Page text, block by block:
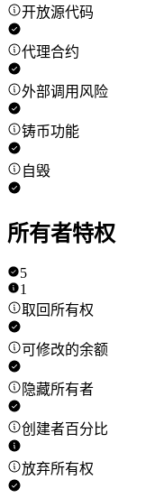
开放源代码
代理合约
外部调用风险
铸币功能
自毁
所有者特权
5
1
取回所有权
可修改的余额
隐藏所有者
创建者百分比
放弃所有权